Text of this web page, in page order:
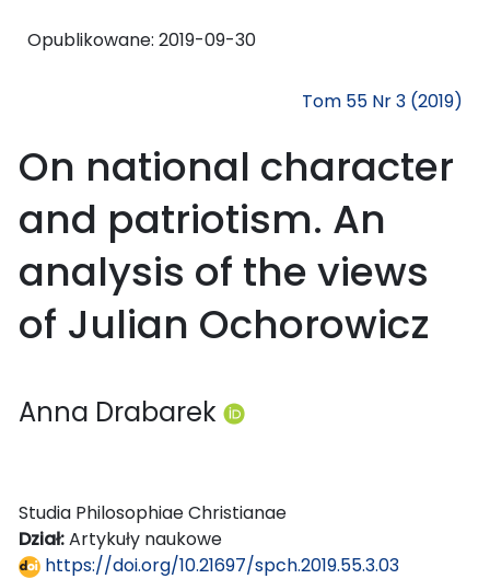
Opublikowane: 2019-09-30
Tom 55 Nr 3 (2019)
On national character
and patriotism. An
analysis of the views
of Julian Ochorowicz
Anna Drabarek
Studia Philosophiae Christianae
Dział:Artykuły naukowe
https://doi.org/10.21697/spch.2019.55.3.03